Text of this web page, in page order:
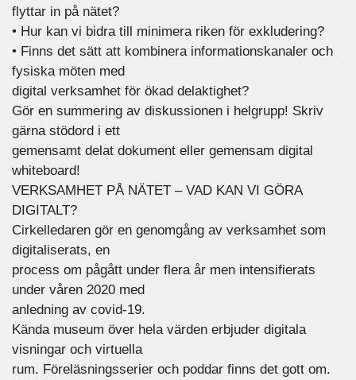
flyttar in på nätet?
• Hur kan vi bidra till minimera riken för exkludering?
• Finns det sätt att kombinera informationskanaler och
fysiska möten med
digital verksamhet för ökad delaktighet?
Gör en summering av diskussionen i helgrupp! Skriv
gärna stödord i ett
gemensamt delat dokument eller gemensam digital
whiteboard!
VERKSAMHET PÅ NÄTET – VAD KAN VI GÖRA
DIGITALT?
Cirkelledaren gör en genomgång av verksamhet som
digitaliserats, en
process om pågått under flera år men intensifierats
under våren 2020 med
anledning av covid-19.
Kända museum över hela värden erbjuder digitala
visningar och virtuella
rum. Föreläsningsserier och poddar finns det gott om.